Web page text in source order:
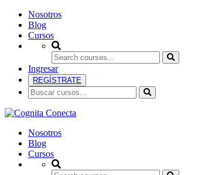
Nosotros
Blog
Cursos
Ingresar
REGÍSTRATE
Nosotros
Blog
Cursos